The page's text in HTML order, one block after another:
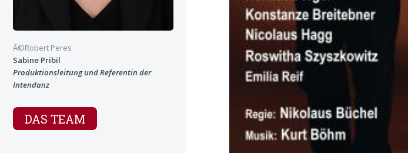
Â©Robert Peres
Sabine Pribil
Produktionsleitung und Referentin der
Intendanz
DAS TEAM